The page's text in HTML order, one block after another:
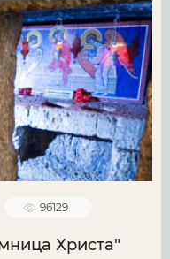
96129
Христа"